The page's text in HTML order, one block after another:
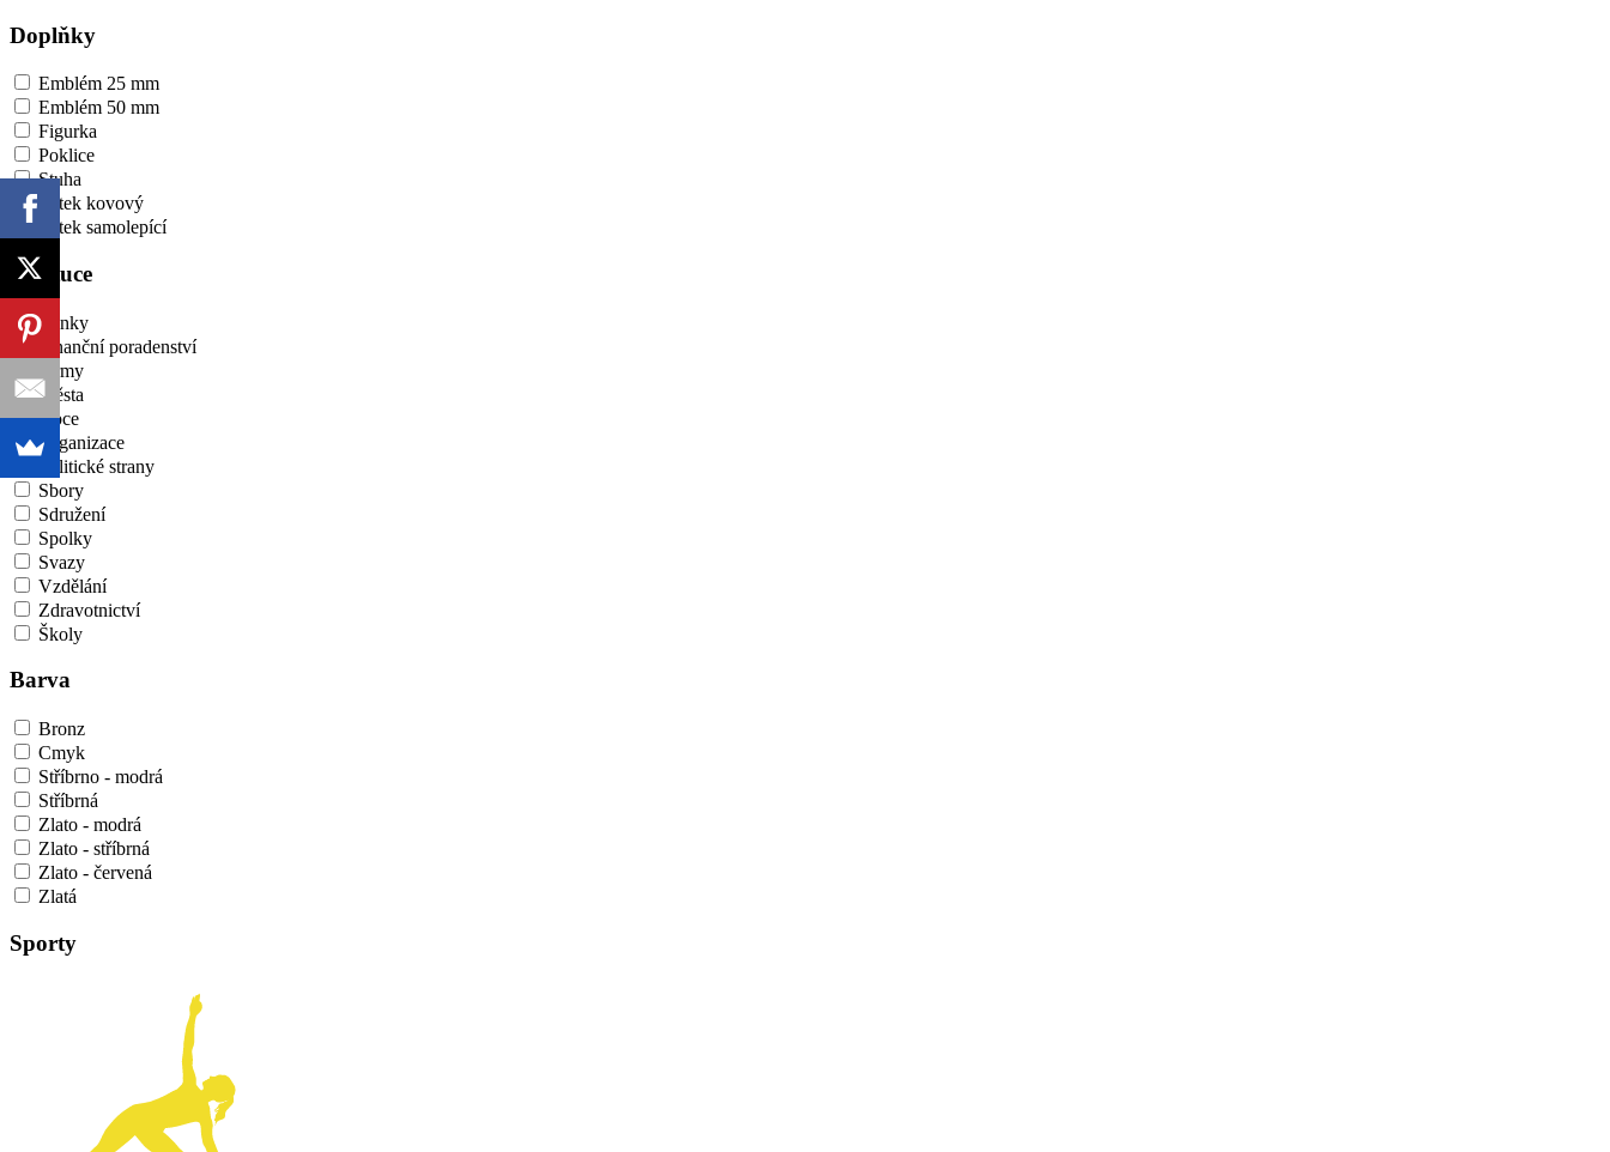
Doplňky
Emblém 25 mm
Emblém 50 mm
Figurka
Poklice
Stuha
Štítek kovový
Štítek samolepící
Instituce
Banky
Finanční poradenství
Firmy
Města
Obce
Organizace
Politické strany
Sbory
Sdružení
Spolky
Svazy
Vzdělání
Zdravotnictví
Školy
Barva
Bronz
Cmyk
Stříbrno - modrá
Stříbrná
Zlato - modrá
Zlato - stříbrná
Zlato - červená
Zlatá
Sporty